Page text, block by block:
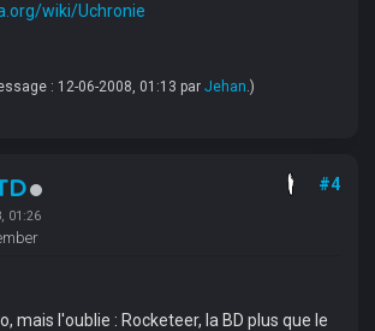
wiki/Uchronie
: 12-06-2008, 01:13 par Jehan.)
01:26
#4
mais l'oublie : Rocketeer, la BD plus que le